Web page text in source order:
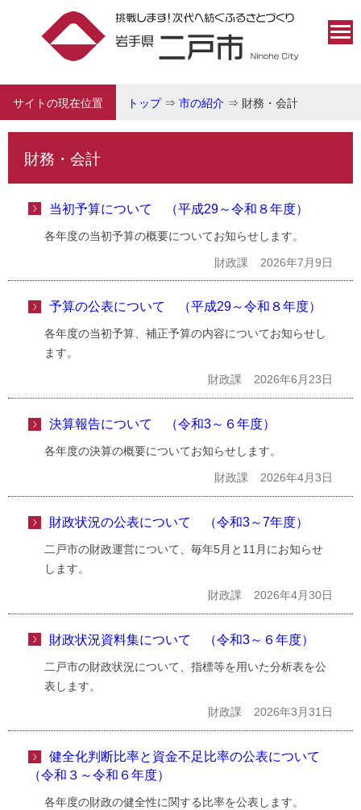
サイトの現在位置 トップ⇒ 市の紹介 ⇒ 財務・会計
財務・会計
当初予算について （平成29～令和８年度）
各年度の当初予算の概要についてお知らせします。
財政課 2026年7月9日
予算の公表について （平成29～令和８年度）
各年度の当初予算、補正予算の内容についてお知らせし
ます。
財政課 2026年6月23日
決算報告について （令和3～６年度）
各年度の決算の概要についてお知らせします。
財政課 2026年4月3日
財政状況の公表について （令和3～7年度）
二戸市の財政運営について、毎年5月と11月にお知らせ
します。
財政課 2026年4月30日
財政状況資料集について （令和3～６年度）
二戸市の財政状況について、指標等を用いた分析表を公
表します。
財政課 2026年3月31日
健全化判断比率と資金不足比率の公表について
（令和３～令和６年度）
各年度の財政の健全性に関する比率を公表します。